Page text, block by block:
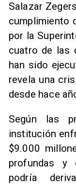
Salazar
cumplimiento
por la
cuatro de las
han sido
revela una
desde hace
Según las
institución
$9.000
profundas y
podría